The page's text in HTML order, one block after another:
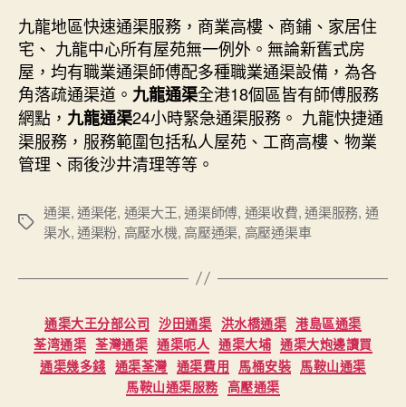
九龍地區快速通渠服務，商業高樓、商鋪、家居住
宅、 九龍中心所有屋苑無一例外。無論新舊式房
屋，均有職業通渠師傅配多種職業通渠設備，為各
角落疏通渠道。 九龍通渠全港18個區皆有師傅服務
網點， 九龍通渠24小時緊急通渠服務。 九龍快捷通
渠服務，服務範圍包括私人屋苑、工商高樓、物業
管理、雨後沙井清理等等。
Tags
通渠,通渠佬, 通渠大王,通渠師傅, 通渠收費,通渠服務, 通
渠水,通渠粉, 高壓水機, 高壓通渠, 高壓通渠車
Categories
通渠大王分部公司 沙田通渠 洪水橋通渠 港島區通渠
荃湾通渠 荃灣通渠 通渠呃人 通渠大埔 通渠大炮邊讀買
通渠幾多錢 通渠荃灣 通渠費用 馬桶安裝 馬鞍山通渠
馬鞍山通渠服務 高壓通渠